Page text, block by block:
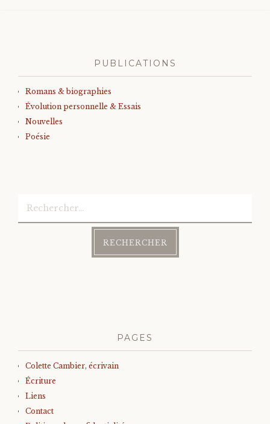
PUBLICATIONS
Romans & biographies
Évolution personnelle & Essais
Nouvelles
Poésie
PAGES
Colette Cambier, écrivain
Écriture
Liens
Contact